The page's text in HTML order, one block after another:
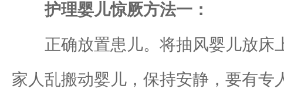
护理婴儿惊厥方法一：
正确放置患儿。将抽风婴儿放床上
家人乱搬动婴儿，保持安静，要有专